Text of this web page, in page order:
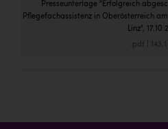
Presseunterlage "Erfolgreich
Pflegefachassistenz in Oberösterreich
Linz",
.pdf